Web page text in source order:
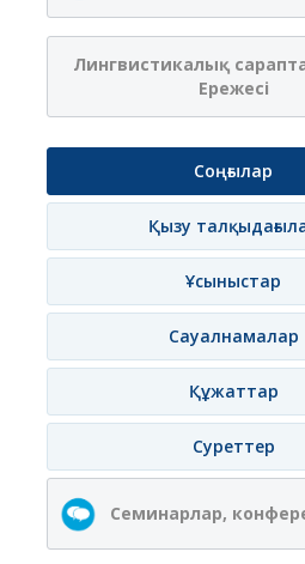
Хабарлама Жазылу
Лингвистикалық
Ережесі
Соңғылар
Қызу
Ұсыныстар
Сауалнамалар
Құжаттар
Суреттер
Семинарлар,